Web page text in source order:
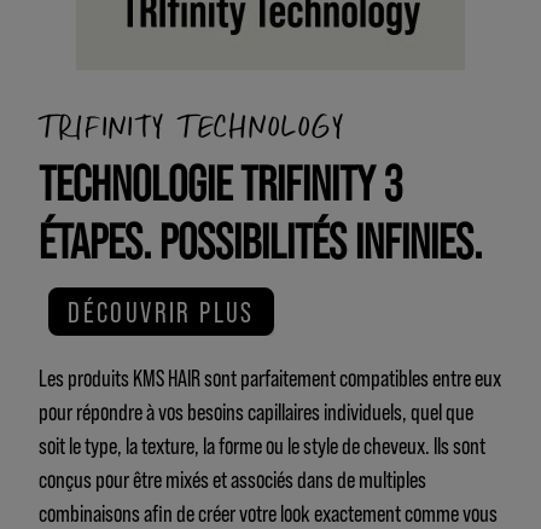
TRIFINITY TECHNOLOGY
TECHNOLOGIE TRIFINITY 3
ÉTAPES. POSSIBILITÉS INFINIES.
DÉCOUVRIR PLUS
Les produits KMS HAIR sont parfaitement compatibles entre eux
pour répondre à vos besoins capillaires individuels, quel que
soit le type, la texture, la forme ou le style de cheveux. Ils sont
conçus pour être mixés et associés dans de multiples
combinaisons afin de créer votre look exactement comme vous